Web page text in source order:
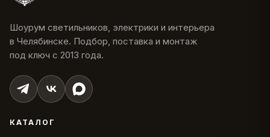
Шоурум светильников, электрики и интерьера
в Челябинске. Подбор, поставка и монтаж
под ключ с 2013 года.
КАТАЛОГ